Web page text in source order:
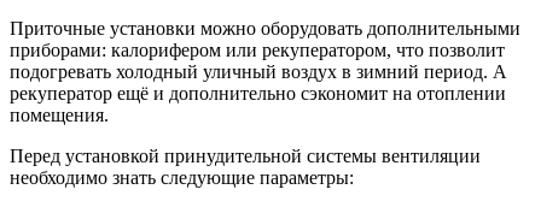
Приточные установки можно оборудовать дополнительными
приборами: калорифером или рекуператором, что позволит
подогревать холодный уличный воздух в зимний период. А
рекуператор ещё и дополнительно сэкономит на отоплении
помещения.
Перед установкой принудительной системы вентиляции
необходимо знать следующие параметры: